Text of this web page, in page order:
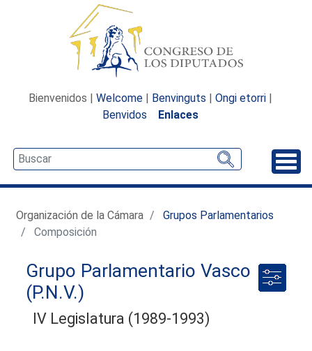
Bienvenidos | Welcome | Benvinguts | Ongi etorri |
Benvidos
Enlaces
Organización de la Cámara
Grupos Parlamentarios
Composición
Grupo Parlamentario Vasco
(P.N.V.)
IV Legislatura (1989-1993)